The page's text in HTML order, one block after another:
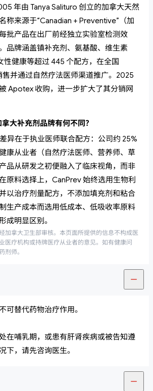
年由 Tanya Salituro 创立的加拿大天然
称来源于“Canadian + Preventive”（加
批产品在出厂前经独立实验室检测效
品牌涵盖镇补充剂、氨基酸、维生素
性健康等超过 445 个配方，在全国
并通过自然疗法医师渠道推广。2025
Apotex 收购，进一步扩大了其分销网
大补充剂品牌有何不同？
异在于执业医师联合配方：公司约 25%
康从业者（自然疗法医师、营养师、草
品从研发之初便融入了临床视角，而非
原料选择上，CanPrev 始终选用生物利
以治疗剂量配方，不添加填充剂和粘合
生产成本而选用低成本、低吸收率原料
成明显区别。
加拿大卫生部审核。本页面所提供的信息不构成医
医疗机构或持牌医疗从业者的意见。如有健康问
剂师。
可替代药物治疗作用。
在哺乳期，或患有肝肾疾病或被告知遵
下，请先咨询医生。